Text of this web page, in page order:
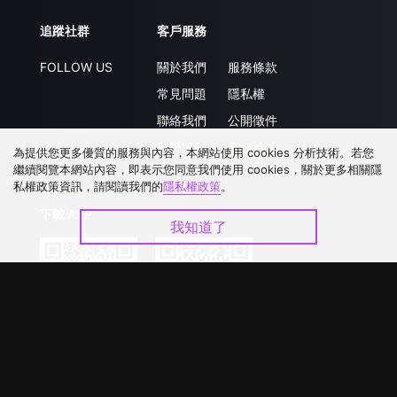
追蹤社群
FOLLOW US
客戶服務
關於我們
常見問題
聯絡我們
升級VIP
服務條款
隱私權
公開徵件
合作洽談
下載 APP
為提供您更多優質的服務與內容，本網站使用 cookies 分析技術。若您
繼續閱覽本網站內容，即表示您同意我們使用 cookies，關於更多相關隱
私權政策資訊，請閱讀我們的隱私權政策。
我知道了